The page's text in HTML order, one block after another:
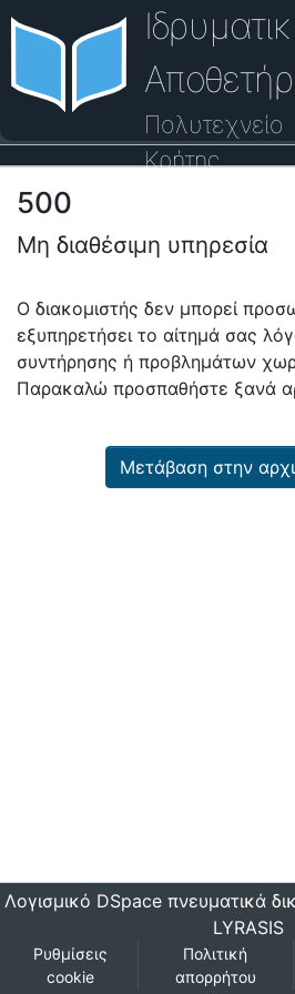
Πολυτεχνείο
Κρήτης
Οδηγός Βοήθειας
500
Μη διαθέσιμη υπηρεσία
Ο διακομιστής δεν μπορεί
εξυπηρετήσει το αίτημά σας
συντήρησης ή προβλημάτων
Παρακαλώ προσπαθήστε ξανά
Μετάβαση στην
Λογισμικό DSpace πνευματικά
LYRASIS
Ρυθμίσεις
cookie
Πολιτική
απορρήτου